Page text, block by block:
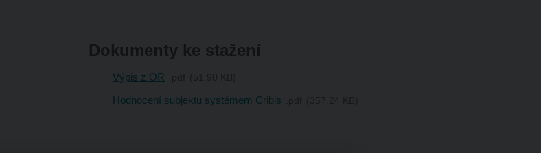
Dokumenty ke stažení
Výpis z OR
Hodnocení subjektu systémem Cribis